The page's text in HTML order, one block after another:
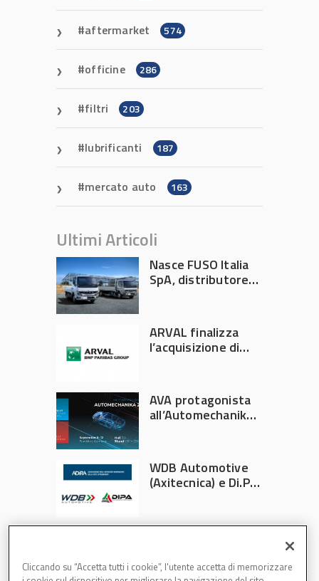
aftermarket 574
officine 286
filtri 203
lubrificanti 187
mercato auto 163
Ultimi Articoli
Nasce FUSO Italia
SpA, distributore
ARVAL finalizza
l’acquisizione di
AVA protagonista
all’Automechanika
WDB Automotive
(Axitecnica) e Di.Pa.
Cliccando su “Accetta tutti i cookie”, l'utente accetta di memorizzare